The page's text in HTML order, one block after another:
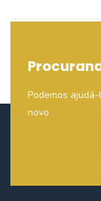
Podemos
novo